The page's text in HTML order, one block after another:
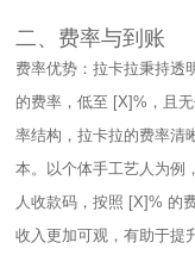
二、费率与到账​
费率优势：拉卡拉秉持透
的费率，低至 [X]%，且
率结构，拉卡拉的费率清
本。以个体手工艺人为例
人收款码，按照 [X]% 的
收入更加可观，有助于提